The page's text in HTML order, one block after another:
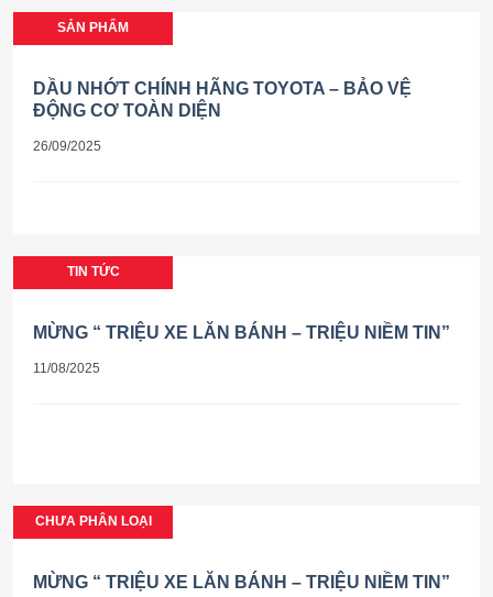
SẢN PHẨM
DẦU NHỚT CHÍNH HÃNG TOYOTA – BẢO VỆ
ĐỘNG CƠ TOÀN DIỆN
26/09/2025
TIN TỨC
MỪNG “ TRIỆU XE LĂN BÁNH – TRIỆU NIỀM TIN”
11/08/2025
CHƯA PHÂN LOẠI
MỪNG “ TRIỆU XE LĂN BÁNH – TRIỆU NIỀM TIN”